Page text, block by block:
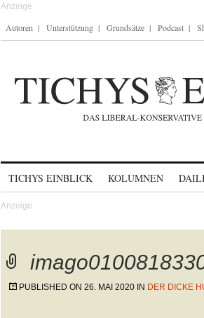
Autoren Unterstützung Grundsätze Podcast
TICHYS EINBLICK KOLUMNEN
PUBLISHED ON 26. MAI 2020 IN DER DICKE